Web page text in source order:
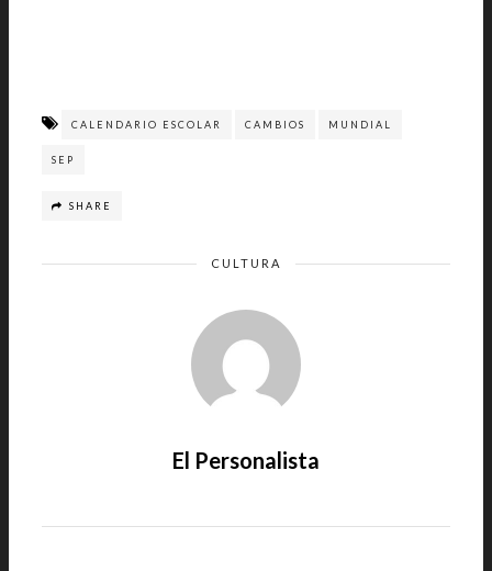
CALENDARIO ESCOLAR CAMBIOS MUNDIAL
SEP
SHARE
CULTURA
El Personalista